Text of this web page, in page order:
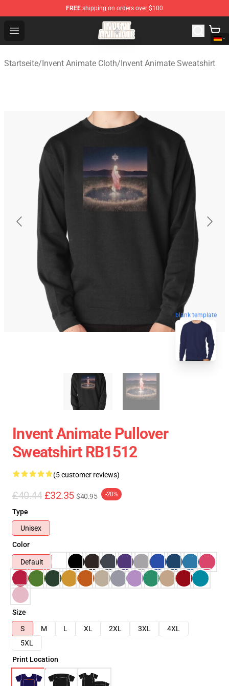
FREE shipping on orders over $100
Open menu
Invent Animate Shop - Official Invent Animate
Startseite/Invent Animate Cloth/Invent Animate Sweatshirt
blank template
Invent Animate Pullover
Sweatshirt RB1512
(5 customer reviews)
£40.44 £32.35 $40.95 -20%
Type
Unisex
Color
Default
Size
S
M L XL 2XL 3XL
4XL
5XL
Print Location